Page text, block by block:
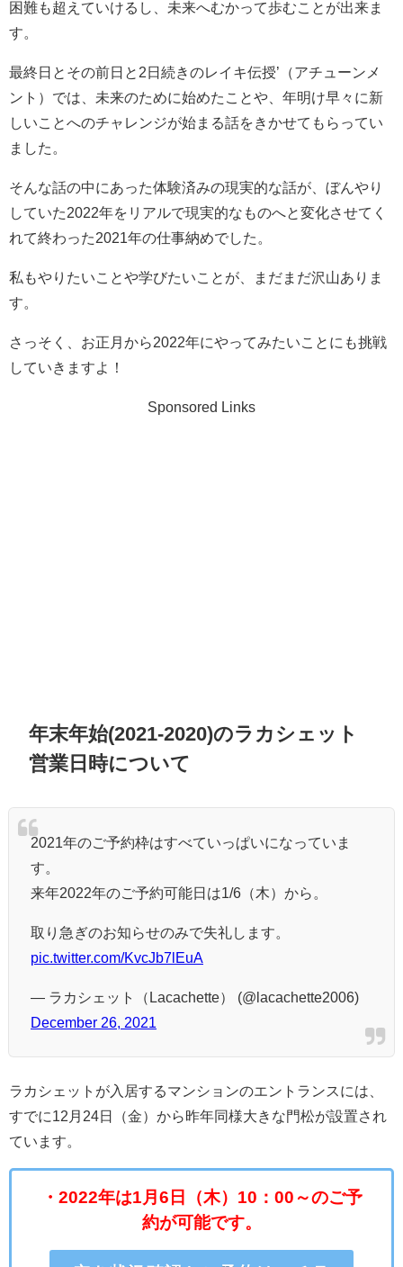
困難も超えていけるし、未来へむかって歩むことが出来ま
す。
最終日とその前日と2日続きのレイキ伝授’（アチューンメ
ント）では、未来のために始めたことや、年明け早々に新
しいことへのチャレンジが始まる話をきかせてもらってい
ました。
そんな話の中にあった体験済みの現実的な話が、ぼんやり
していた2022年をリアルで現実的なものへと変化させてく
れて終わった2021年の仕事納めでした。
私もやりたいことや学びたいことが、まだまだ沢山ありま
す。
さっそく、お正月から2022年にやってみたいことにも挑戦
していきますよ！
Sponsored Links
年末年始(2021-2020)のラカシェット
営業日時について
2021年のご予約枠はすべていっぱいになっていま
す。
来年2022年のご予約可能日は1/6（木）から。
取り急ぎのお知らせのみで失礼します。
pic.twitter.com/KvcJb7lEuA
— ラカシェット（Lacachette） (@lacachette2006)
December 26, 2021
ラカシェットが入居するマンションのエントランスには、
すでに12月24日（金）から昨年同様大きな門松が設置され
ています。
・2022年は1月6日（木）10：00～のご予
約が可能です。